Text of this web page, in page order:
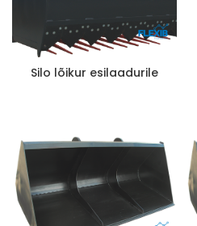
Silo lõikur esilaadurile